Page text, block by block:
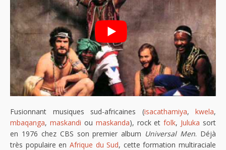
Fusionnant musiques sud-africaines (isacathamiya, kwela,
mbaqanga, maskandi ou maskanda), rock etfolk, Juluka sort
en 1976 chez CBS son premier album Universal Men. Déjà
très populaire en Afrique du Sud, cette formation multiraciale